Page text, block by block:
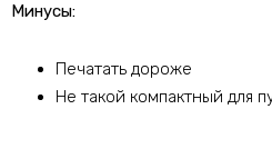
Минусы:
Печатать дороже
Не такой компактный для